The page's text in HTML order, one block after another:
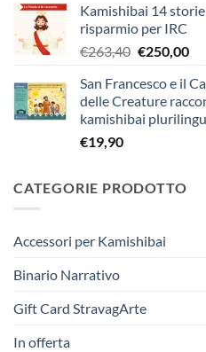
originale
era:
€403,90.
Kamishibai 14
risparmio per IRC
€263,40 Il
originale
era:
€263,40.
€250,00Il
è:
San Francesco e il
delle Creature
kamishibai
€19,90
CATEGORIE PRODOTTO
Accessori per Kamishibai
Binario Narrativo
Gift Card StravagArte
In offerta